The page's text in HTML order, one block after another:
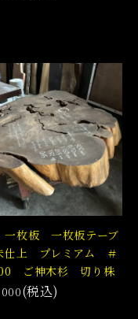
枚板 一枚板テーブ
上 プレミアム ＃
ご神木杉 切り株
(税込)